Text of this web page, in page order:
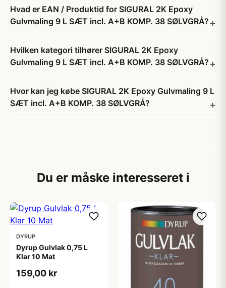
Hvad er EAN / Produktid for SIGURAL 2K Epoxy
Gulvmaling 9 L SÆT incl. A+B KOMP. 38 SØLVGRÅ?
Hvilken kategori tilhører SIGURAL 2K Epoxy
Gulvmaling 9 L SÆT incl. A+B KOMP. 38 SØLVGRÅ?
Hvor kan jeg købe SIGURAL 2K Epoxy Gulvmaling 9 L
SÆT incl. A+B KOMP. 38 SØLVGRÅ?
Du er måske interesseret i
DYRUP
Dyrup Gulvlak 0,75 L
Klar 10 Mat
159,00 kr